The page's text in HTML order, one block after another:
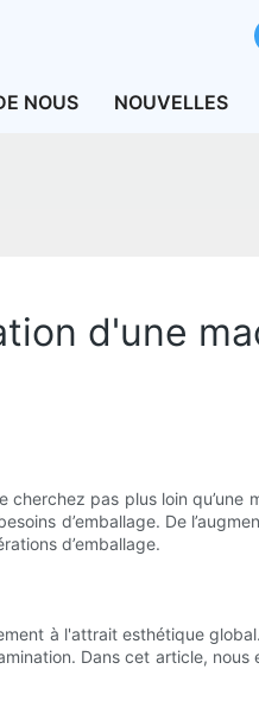
NOUS NOUVELLES
d'une
pas plus loin qu’une
d’emballage. De
d’emballage.
à l'attrait esthétique
Dans cet article, nous